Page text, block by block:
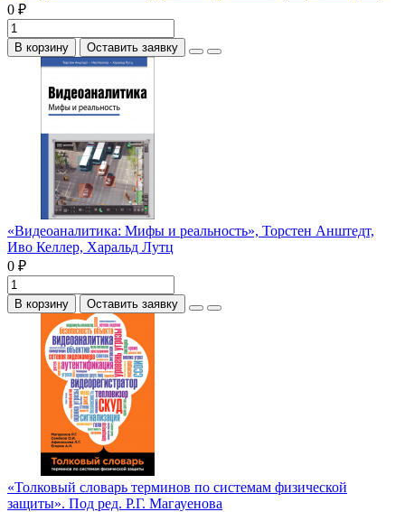
0 ₽
В корзину Оставить заявку
«Видеоаналитика: Мифы и реальность», Торстен Анштедт,
Иво Келлер, Харальд Лутц
0 ₽
В корзину Оставить заявку
«Толковый словарь терминов по системам физической
защиты». Под ред. Р.Г. Магауенова